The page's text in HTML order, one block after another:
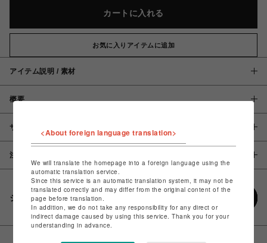
カートに入れる
お気に入りアイテムに追加
アイテム説明 / 素材
概要
サイズ
注意事項
シェアする
<About foreign language translation>
We will translate the homepage into a foreign language using the
automatic translation service.
Since this service is an automatic translation system, it may not be
translated correctly and may differ from the original content of the
page before translation.
In addition, we do not take any responsibility for any direct or
indirect damage caused by using this service. Thank you for your
understanding in advance.